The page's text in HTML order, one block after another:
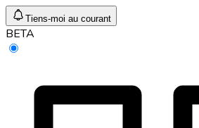
Tiens-moi au courant
BETA